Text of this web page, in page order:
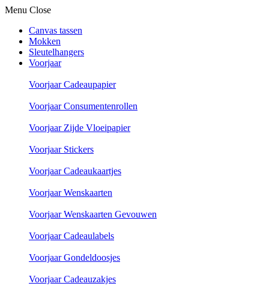
Menu Close
Canvas tassen
Mokken
Sleutelhangers
Voorjaar
Voorjaar Cadeaupapier
Voorjaar Consumentenrollen
Voorjaar Zijde Vloeipapier
Voorjaar Stickers
Voorjaar Cadeaukaartjes
Voorjaar Wenskaarten
Voorjaar Wenskaarten Gevouwen
Voorjaar Cadeaulabels
Voorjaar Gondeldoosjes
Voorjaar Cadeauzakjes